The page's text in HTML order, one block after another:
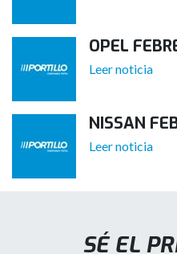
OPEL
Leer noticia
NISSAN
Leer noticia
SÉ EL